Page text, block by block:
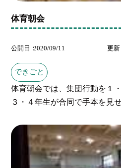
体育朝会
公開日 2020/09/11 更新
できごと
体育朝会では、集団行動を１
３・４年生が合同で手本を見